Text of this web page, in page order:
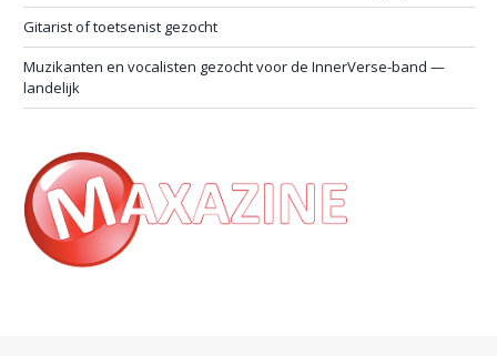
Gitarist of toetsenist gezocht
Muzikanten en vocalisten gezocht voor de InnerVerse-band —
landelijk